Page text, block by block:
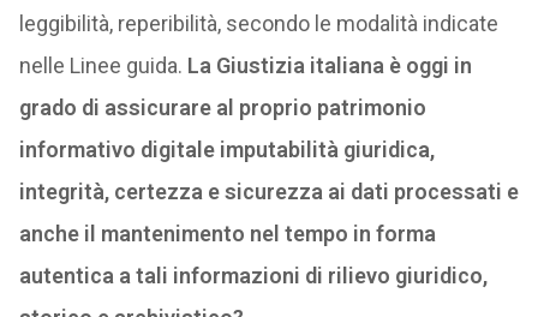
leggibilità, reperibilità, secondo le modalità indicate
nelle Linee guida. La Giustizia italiana è oggi in
grado di assicurare al proprio patrimonio
informativo digitale imputabilità giuridica,
integrità, certezza e sicurezza ai dati processati e
anche il mantenimento nel tempo in forma
autentica a tali informazioni di rilievo giuridico,